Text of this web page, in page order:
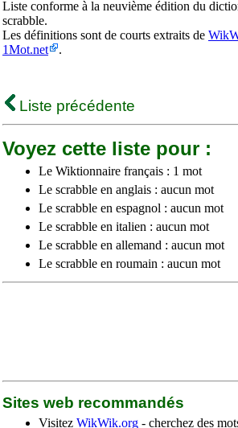
Liste conforme à la neuvième édition du
scrabble.
Les définitions sont de courts extraits de
1Mot.net
.
Liste précédente
Voyez cette liste pour :
Le Wiktionnaire français : 1 mot
Le scrabble en anglais : aucun mot
Le scrabble en espagnol : aucun mot
Le scrabble en italien : aucun mot
Le scrabble en allemand : aucun mot
Le scrabble en roumain : aucun mot
Sites web recommandés
Visitez WikWik.org - cherchez des